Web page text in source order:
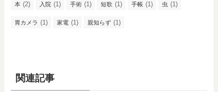
本 (2) 入院 (1) 手術 (1) 短歌 (1) 手帳 (1) 虫 (1)
胃カメラ (1) 家電 (1) 親知らず (1)
関連記事